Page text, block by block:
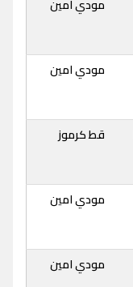
مودي امين
مودي امين
قط كرموز
مودي امين
مودي امين